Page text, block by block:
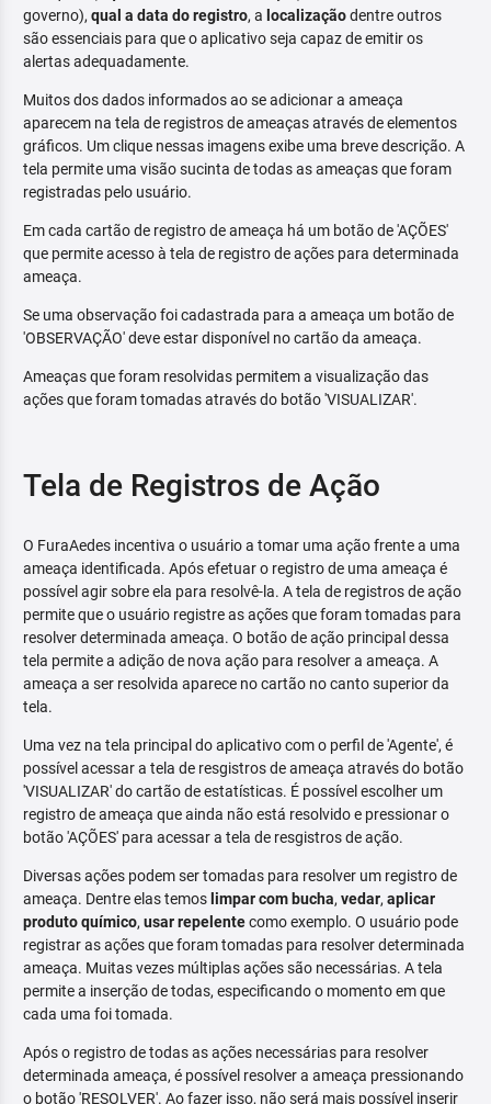
governo), qual a data do registro, a localizaçãodentre outros
são essenciais para que o aplicativo seja capaz de emitir os
alertas adequadamente.
Muitos dos dados informados ao se adicionar a ameaça
aparecem na tela de registros de ameaças através de elementos
gráficos. Um clique nessas imagens exibe uma breve descrição. A
tela permite uma visão sucinta de todas as ameaças que foram
registradas pelo usuário.
Em cada cartão de registro de ameaça há um botão de 'AÇÕES'
que permite acesso à tela de registro de ações para determinada
ameaça.
Se uma observação foi cadastrada para a ameaça um botão de
'OBSERVAÇÃO' deve estar disponível no cartão da ameaça.
Ameaças que foram resolvidas permitem a visualização das
ações que foram tomadas através do botão 'VISUALIZAR'.
Tela de Registros de Ação
O FuraAedes incentiva o usuário a tomar uma ação frente a uma
ameaça identificada. Após efetuar o registro de uma ameaça é
possível agir sobre ela para resolvê-la. A tela de registros de ação
permite que o usuário registre as ações que foram tomadas para
resolver determinada ameaça. O botão de ação principal dessa
tela permite a adição de nova ação para resolver a ameaça. A
ameaça a ser resolvida aparece no cartão no canto superior da
tela.
Uma vez na tela principal do aplicativo com o perfil de 'Agente', é
possível acessar a tela de resgistros de ameaça através do botão
'VISUALIZAR' do cartão de estatísticas. É possível escolher um
registro de ameaça que ainda não está resolvido e pressionar o
botão 'AÇÕES' para acessar a tela de resgistros de ação.
Diversas ações podem ser tomadas para resolver um registro de
ameaça. Dentre elas temos limpar com bucha, vedar, aplicar
produto químico, usar repelentecomo exemplo. O usuário pode
registrar as ações que foram tomadas para resolver determinada
ameaça. Muitas vezes múltiplas ações são necessárias. A tela
permite a inserção de todas, especificando o momento em que
cada uma foi tomada.
Após o registro de todas as ações necessárias para resolver
determinada ameaça, é possível resolver a ameaça pressionando
o botão 'RESOLVER'. Ao fazer isso, não será mais possível inserir